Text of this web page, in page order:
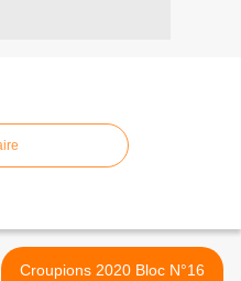
Croupions 2020 Bloc N°16